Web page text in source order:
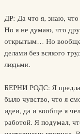
ДР: Да что я, знаю,
Но я не думаю, что
открытым… Но
делами без всякого
людьми.
БЕРНИ РОДС: Я
было чувство, что я
идеи, да и вообще я
работой. Я подумал,